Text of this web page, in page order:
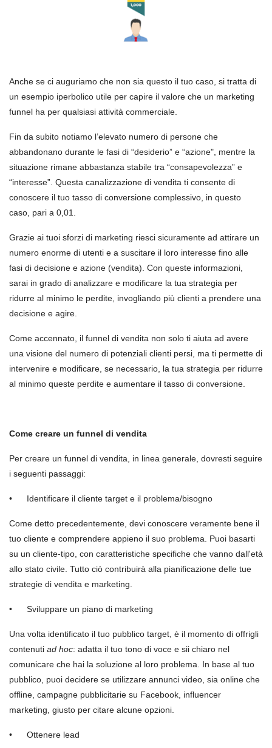
Anche se ci auguriamo che non sia questo il tuo caso, si tratta di
un esempio iperbolico utile per capire il valore che un marketing
funnel ha per qualsiasi attività commerciale.
Fin da subito notiamo l’elevato numero di persone che
abbandonano durante le fasi di “desiderio” e “azione", mentre la
situazione rimane abbastanza stabile tra “consapevolezza” e
“interesse”. Questa canalizzazione di vendita ti consente di
conoscere il tuo tasso di conversione complessivo, in questo
caso, pari a 0,01.
Grazie ai tuoi sforzi di marketing riesci sicuramente ad attirare un
numero enorme di utenti e a suscitare il loro interesse fino alle
fasi di decisione e azione (vendita). Con queste informazioni,
sarai in grado di analizzare e modificare la tua strategia per
ridurre al minimo le perdite, invogliando più clienti a prendere una
decisione e agire.
Come accennato, il funnel di vendita non solo ti aiuta ad avere
una visione del numero di potenziali clienti persi, ma ti permette di
intervenire e modificare, se necessario, la tua strategia per ridurre
al minimo queste perdite e aumentare il tasso di conversione.
Come creare un funnel di vendita
Per creare un funnel di vendita, in linea generale, dovresti seguire
i seguenti passaggi:
• Identificare il cliente target e il problema/bisogno
Come detto precedentemente, devi conoscere veramente bene il
tuo cliente e comprendere appieno il suo problema. Puoi basarti
su un cliente-tipo, con caratteristiche specifiche che vanno dall'età
allo stato civile. Tutto ciò contribuirà alla pianificazione delle tue
strategie di vendita e marketing.
• Sviluppare un piano di marketing
Una volta identificato il tuo pubblico target, è il momento di offrigli
contenuti ad hoc: adatta il tuo tono di voce e sii chiaro nel
comunicare che hai la soluzione al loro problema. In base al tuo
pubblico, puoi decidere se utilizzare annunci video, sia online che
offline, campagne pubblicitarie su Facebook, influencer
marketing, giusto per citare alcune opzioni.
• Ottenere lead